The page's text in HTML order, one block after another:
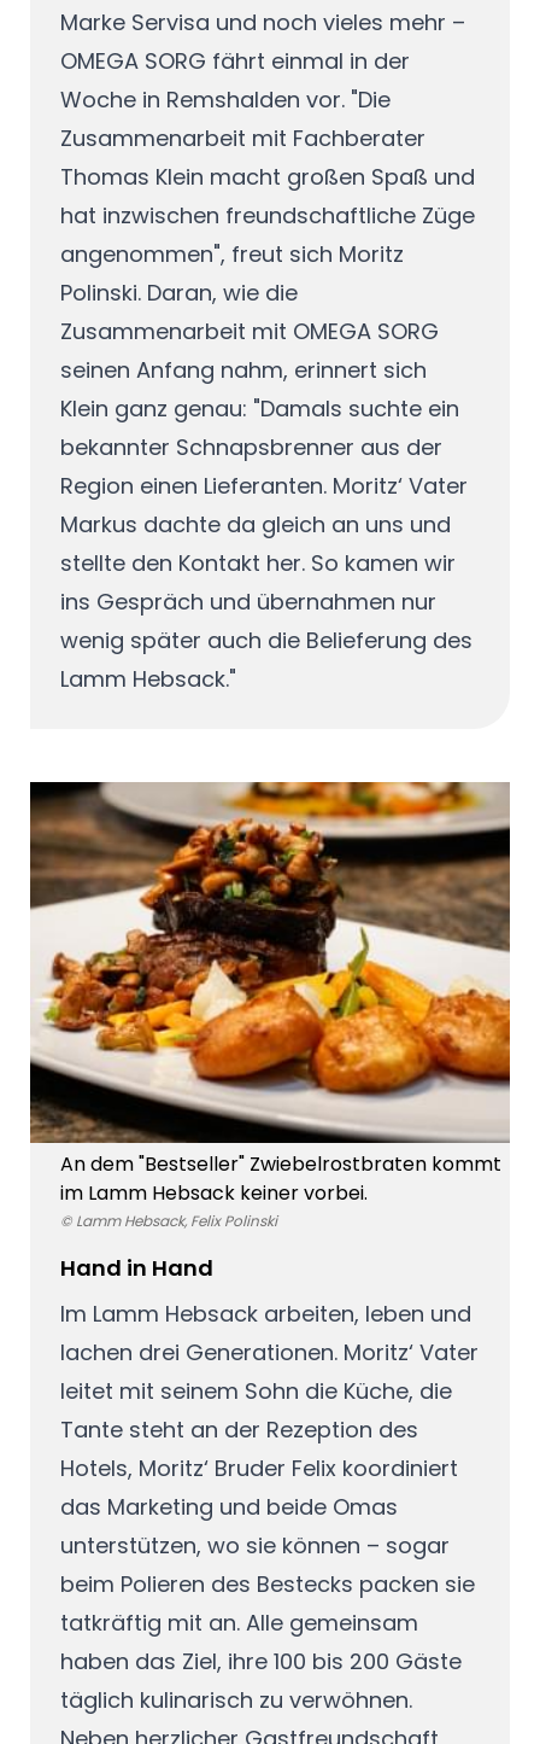
Marke Servisa und noch vieles mehr –
OMEGA SORG fährt einmal in der
Woche in Remshalden vor. "Die
Zusammenarbeit mit Fachberater
Thomas Klein macht großen Spaß und
hat inzwischen freundschaftliche Züge
angenommen", freut sich Moritz
Polinski. Daran, wie die
Zusammenarbeit mit OMEGA SORG
seinen Anfang nahm, erinnert sich
Klein ganz genau: "Damals suchte ein
bekannter Schnapsbrenner aus der
Region einen Lieferanten. Moritz‘ Vater
Markus dachte da gleich an uns und
stellte den Kontakt her. So kamen wir
ins Gespräch und übernahmen nur
wenig später auch die Belieferung des
Lamm Hebsack."
An dem "Bestseller" Zwiebelrostbraten kommt
im Lamm Hebsack keiner vorbei.
© Lamm Hebsack, Felix Polinski
Hand in Hand
Im Lamm Hebsack arbeiten, leben und
lachen drei Generationen. Moritz‘ Vater
leitet mit seinem Sohn die Küche, die
Tante steht an der Rezeption des
Hotels, Moritz‘ Bruder Felix koordiniert
das Marketing und beide Omas
unterstützen, wo sie können – sogar
beim Polieren des Bestecks packen sie
tatkräftig mit an. Alle gemeinsam
haben das Ziel, ihre 100 bis 200 Gäste
täglich kulinarisch zu verwöhnen.